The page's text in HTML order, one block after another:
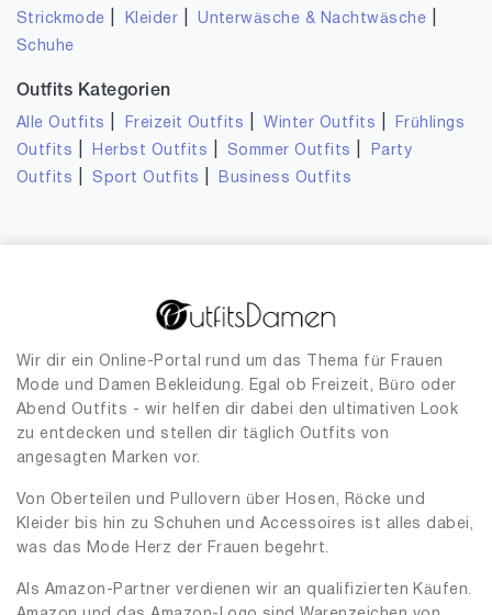
Strickmode
Kleider |Unterwäsche & Nachtwäsche
Schuhe
Outfits Kategorien
Alle Outfits Freizeit Outfits |Winter Outfits
Frühlings
Outfits
Herbst Outfits Sommer Outfits
Party
Outfits
Sport Outfits Business Outfits
Wir dir ein Online-Portal rund um das Thema für Frauen
Mode und Damen Bekleidung. Egal ob Freizeit, Büro oder
Abend Outfits - wir helfen dir dabei den ultimativen Look
zu entdecken und stellen dir täglich Outfits von
angesagten Marken vor.
Von Oberteilen und Pullovern über Hosen, Röcke und
Kleider bis hin zu Schuhen und Accessoires ist alles dabei,
was das Mode Herz der Frauen begehrt.
Als Amazon-Partner verdienen wir an qualifizierten Käufen.